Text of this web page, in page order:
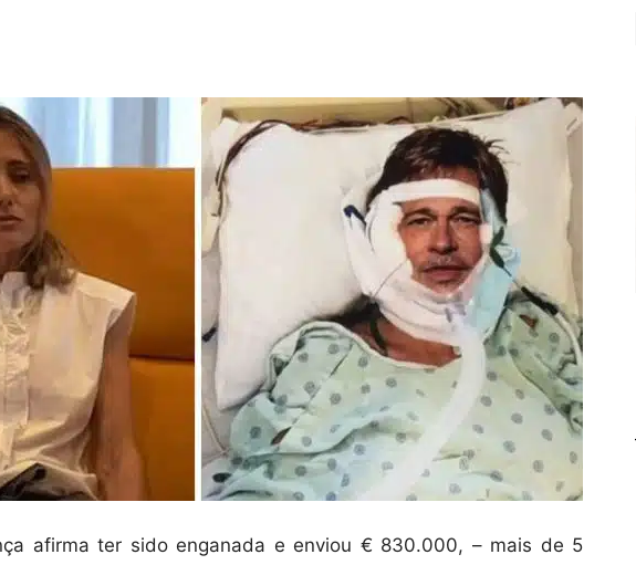
afirma ter sido enganada e enviou € 830.000, – mais de 5